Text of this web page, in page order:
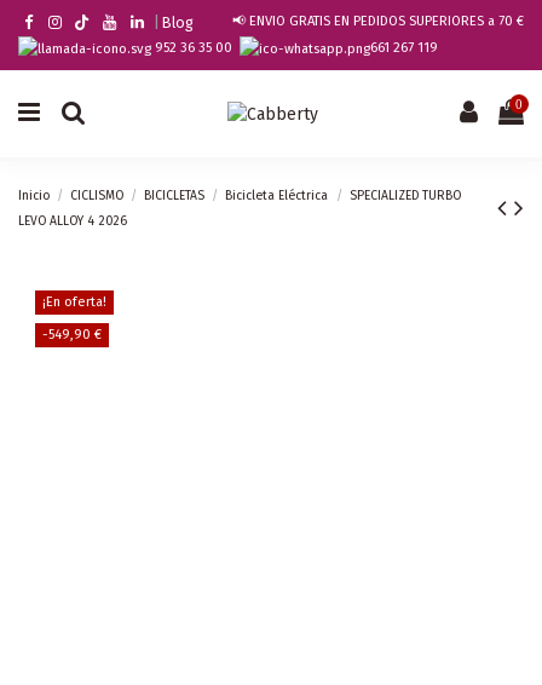
Blog
📢 ENVIO GRATIS EN PEDIDOS SUPERIORES a 70 €
952 36 35 00
661 267 119
0
Inicio CICLISMO BICICLETAS Bicicleta Eléctrica
SPECIALIZED TURBO
LEVO ALLOY 4 2026
¡En oferta!
-549,90 €